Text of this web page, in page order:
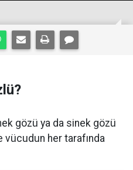
gözü ya da sinek gözü
vücudun her tarafında